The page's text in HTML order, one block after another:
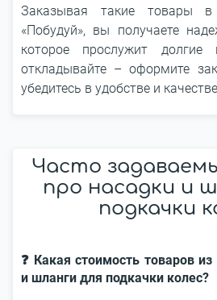
Заказывая такие товары в
«Побудуй», вы получаете
которое прослужит
откладывайте – оформите
убедитесь в удобстве и
Часто
про насадки и
подкачки
❓ Какая стоимость товаров
и шланги для подкачки колес?